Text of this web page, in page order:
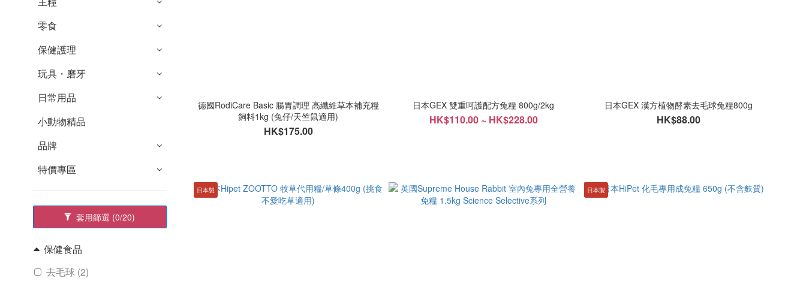
零食
保健護理
玩具・磨牙
日常用品
小動物精品
品牌
特價專區
套用篩選 (0/20)
保健食品
去毛球 (2)
德國RodiCare Basic 腸胃調理 高纖維草本補充糧
飼料1kg (兔仔/天竺鼠適用)
HK$175.00
日本GEX 雙重呵護配方兔糧 800g/2kg
HK$110.00 ~ HK$228.00
日本GEX 漢方植物酵素去毛球兔糧800g
HK$88.00
日本製 日本製